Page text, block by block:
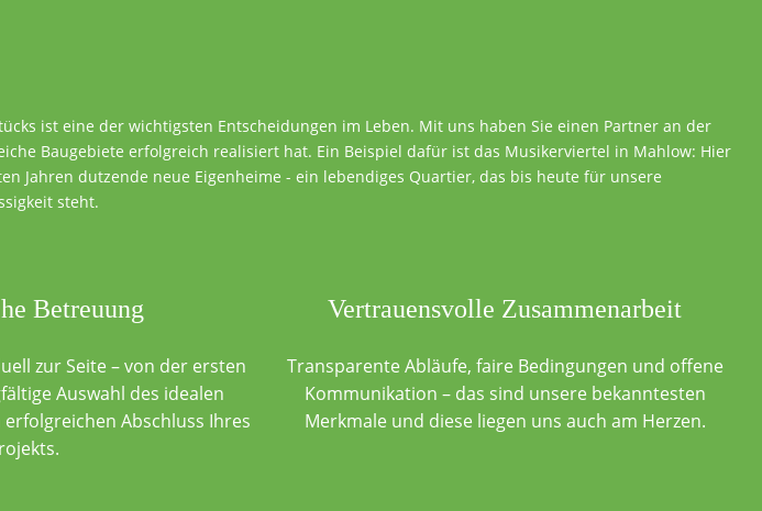
ist eine der wichtigsten Entscheidungen im Leben. Mit uns haben Sie einen Partner an der
Baugebiete erfolgreich realisiert hat. Ein Beispiel dafür ist das Musikerviertel in Mahlow: Hier
Jahren dutzende neue Eigenheime - ein lebendiges Quartier, das bis heute für unsere
steht.
Betreuung
zur Seite – von der ersten
Auswahl des idealen
Abschluss Ihres
Vertrauensvolle Zusammenarbeit
Transparente Abläufe, faire Bedingungen und offene
Kommunikation – das sind unsere bekanntesten
Merkmale und diese liegen uns auch am Herzen.